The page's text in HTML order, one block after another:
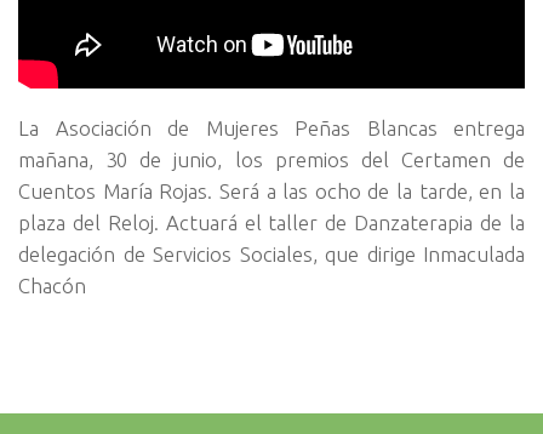
La Asociación de Mujeres Peñas Blancas entrega
mañana, 30 de junio, los premios del Certamen de
Cuentos María Rojas. Será a las ocho de la tarde, en la
plaza del Reloj. Actuará el taller de Danzaterapia de la
delegación de Servicios Sociales, que dirige Inmaculada
Chacón